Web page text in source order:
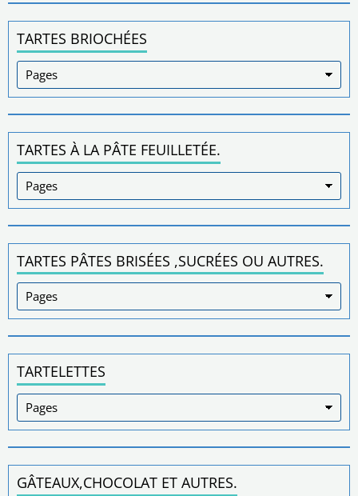
TARTES BRIOCHÉES
TARTES À LA PÂTE FEUILLETÉE.
TARTES PÂTES BRISÉES ,SUCRÉES OU AUTRES.
TARTELETTES
GÂTEAUX,CHOCOLAT ET AUTRES.